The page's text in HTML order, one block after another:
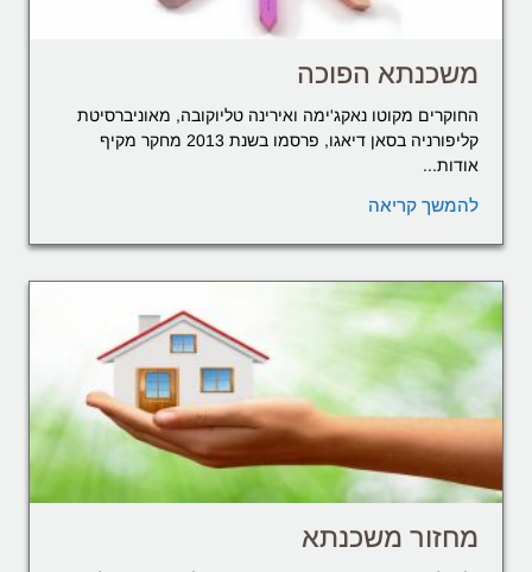
משכנתא הפוכה
החוקרים מקוטו נאקג'ימה ואירינה טליוקובה, מאוניברסיטת
קליפורניה בסאן דיאגו, פרסמו בשנת 2013 מחקר מקיף
אודות...
להמשך קריאה
מחזור משכנתא